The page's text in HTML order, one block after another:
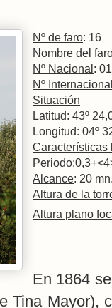
Nº de faro: 16
Nombre del
Nº Nacional:
Nº
Situación
Latitud: 43º
Longitud: 04º
Características
Periodo
Alcance: 20
Altura de la
Altura plano
En 1864
Tina Mayor),